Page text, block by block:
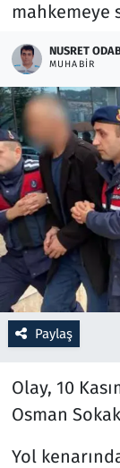
mahkemeye
NUSRET
MUHABIR
Paylaş
Olay, 10
Osman
Yol
Otomobil
Oyun
Ramazan
Resmi
Rüya
Sağlık
Seçim 2023
Spor